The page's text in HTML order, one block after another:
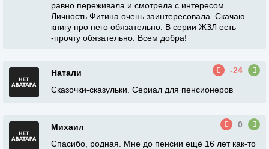
равно переживала и смотрела с интересом.
Личность Фитина очень заинтересовала. Скачаю
книгу про него обязательно. В серии ЖЗЛ есть
-прочту обязательно. Всем добра!
Натали
-24
Сказочки-сказульки. Сериал для пенсионеров
Михаил
0
Спасибо, родная. Мне до пенсии ещё 16 лет как-то